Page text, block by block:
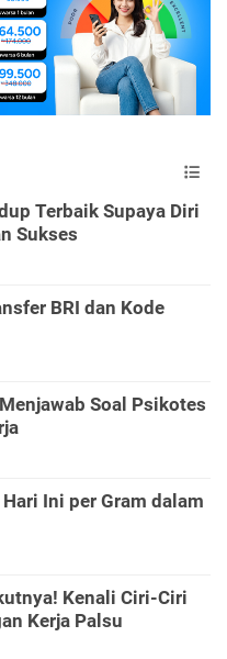
Terbaik Supaya Diri
Sukses
BRI dan Kode
Soal Psikotes
Ini per Gram dalam
Kenali Ciri-Ciri
Kerja Palsu